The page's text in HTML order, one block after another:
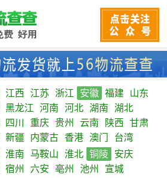
江西 江苏 浙江 安徽 福建 山东
黑龙江 河南 河北 湖南 湖北
四川 重庆 贵州 云南 陕西 甘肃
新疆 内蒙古 香港 澳门 台湾
淮南 马鞍山 淮北 铜陵 安庆
宿州 六安 亳州 池州 宣城